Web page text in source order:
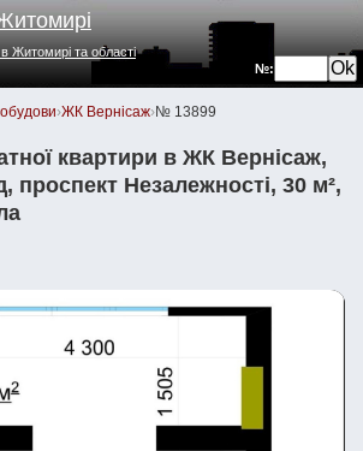
№:
Житомирі та області
›ЖК Вернісаж›№ 13899
квартири в ЖК Вернісаж,
проспект Незалежності, 30 м²,